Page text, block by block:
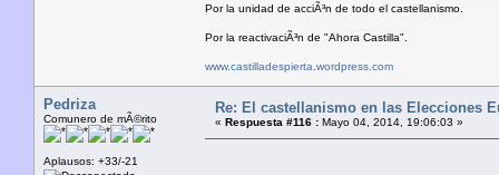
Por la unidad de acciÃ³n de todo el castellanismo.
Por la reactivaciÃ³n de "Ahora Castilla".
www.castilladespierta.wordpress.com
Pedriza
Comunero de mÃ©rito
Aplausos: +33/-21
Re: El castellanismo en las Elecciones
« Respuesta #116 : Mayo 04, 2014, 19:06:03 »